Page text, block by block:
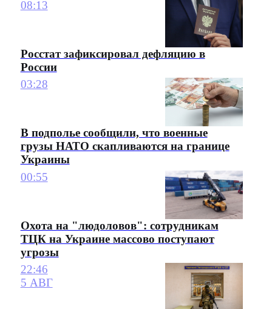
08:13
Росстат зафиксировал дефляцию в
России
03:28
В подполье сообщили, что военные
грузы НАТО скапливаются на границе
Украины
00:55
Охота на "людоловов": сотрудникам
ТЦК на Украине массово поступают
угрозы
22:46
5 АВГ